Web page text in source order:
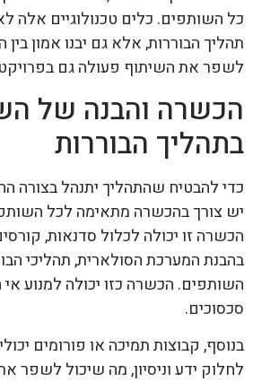
כל השותפים. כלים טכנולוגיים אלה
תהליך הבוררות, אלא גם יבנו אמון
לשפר את השיתוף פעולה גם
הכשרה והבנה של
בתהליך הבוררות
כדי להבטיח שהתהליך יתנהל בצורה
יש צורך בהכשרה מתאימה לכל
הכשרה זו יכולה לכלול סדנאות,
בהבנת המערכת הסולארית, תהליכי
השותפים. הכשרה כזו יכולה למנוע אי
סכסוכים.
בנוסף, קבוצות תמיכה או פורומים
לחלוק ידע וניסיון, מה שיכול לשפר